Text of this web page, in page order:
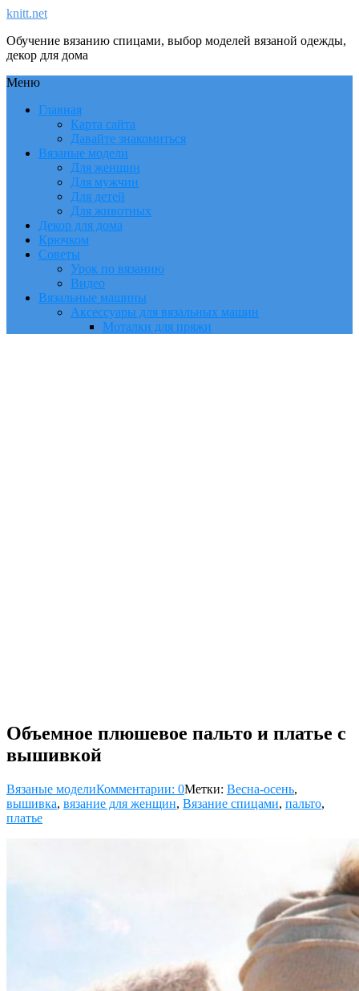
knitt.net
Обучение вязанию спицами, выбор моделей вязаной одежды,
декор для дома
Меню
Главная
Карта сайта
Давайте знакомиться
Вязаные модели
Для женщин
Для мужчин
Для детей
Для животных
Декор для дома
Крючком
Советы
Урок по вязанию
Видео
Вязальные машины
Аксессуары для вязальных машин
Моталки для пряжи
Объемное плюшевое пальто и платье с
вышивкой
Вязаные моделиКомментарии: 0Метки: Весна-осень,
вышивка, вязание для женщин, Вязание спицами, пальто,
платье